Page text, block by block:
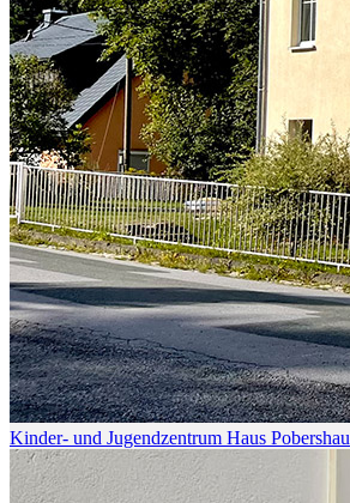
Kinder- und Jugendzentrum Haus Pobershau